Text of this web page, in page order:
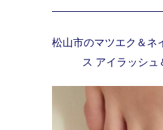
松山市のマツエク＆ネ
ス アイラッシュ